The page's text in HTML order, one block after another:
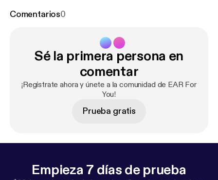
podcast edisi perdana Erica, Angga dan Rambo di
Comentarios0
Sé la primera persona en
comentar
¡Regístrate ahora y únete a la comunidad de EAR For
You!
Prueba gratis
Empieza 7 días de prueba